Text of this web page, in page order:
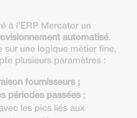
à l’ERP Mercator un
automatisé.
sur une logique métier fine,
plusieurs paramètres :
fournisseurs ;
périodes passées;
les pics liés aux